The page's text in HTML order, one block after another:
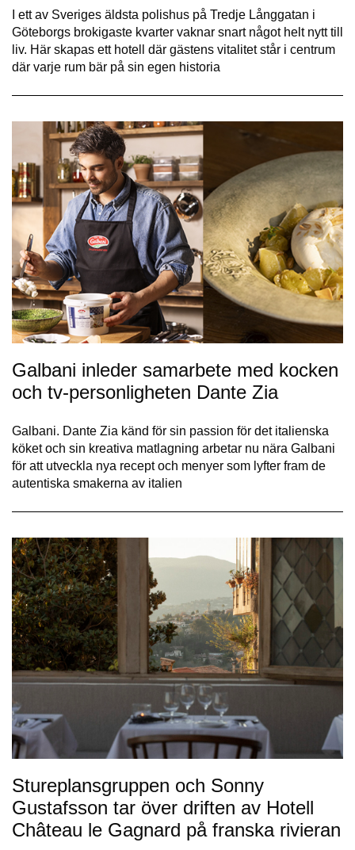
I ett av Sveriges äldsta polishus på Tredje Långgatan i
Göteborgs brokigaste kvarter vaknar snart något helt nytt till
liv. Här skapas ett hotell där gästens vitalitet står i centrum
där varje rum bär på sin egen historia
Galbani inleder samarbete med kocken
och tv-personligheten Dante Zia
Galbani. Dante Zia känd för sin passion för det italienska
köket och sin kreativa matlagning arbetar nu nära Galbani
för att utveckla nya recept och menyer som lyfter fram de
autentiska smakerna av italien
Stureplansgruppen och Sonny
Gustafsson tar över driften av Hotell
Château le Gagnard på franska rivieran